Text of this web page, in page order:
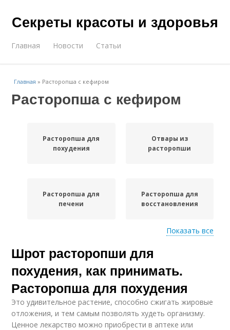
Секреты красоты и здоровья
Главная Новости Статьи
Главная » Расторопша с кефиром
Расторопша с кефиром
Расторопша для
похудения
Отвары из
расторопши
Расторопша для
печени
Расторопша для
восстановления
Расторопша от
запора
Расторопша от
Расторопша от кашля
Расторопша при
кашле
Показать все
Шрот расторопши для
похудения, как принимать.
Расторопша для похудения
Это удивительное растение, способно сжигать жировые
отложения, и тем самым позволять худеть организму.
Ценное лекарство можно приобрести в аптеке или